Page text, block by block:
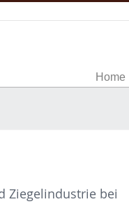
Home
Ziegelindustrie bei